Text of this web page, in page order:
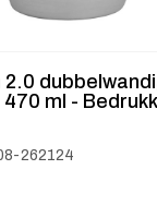
2.0
ml -
262124